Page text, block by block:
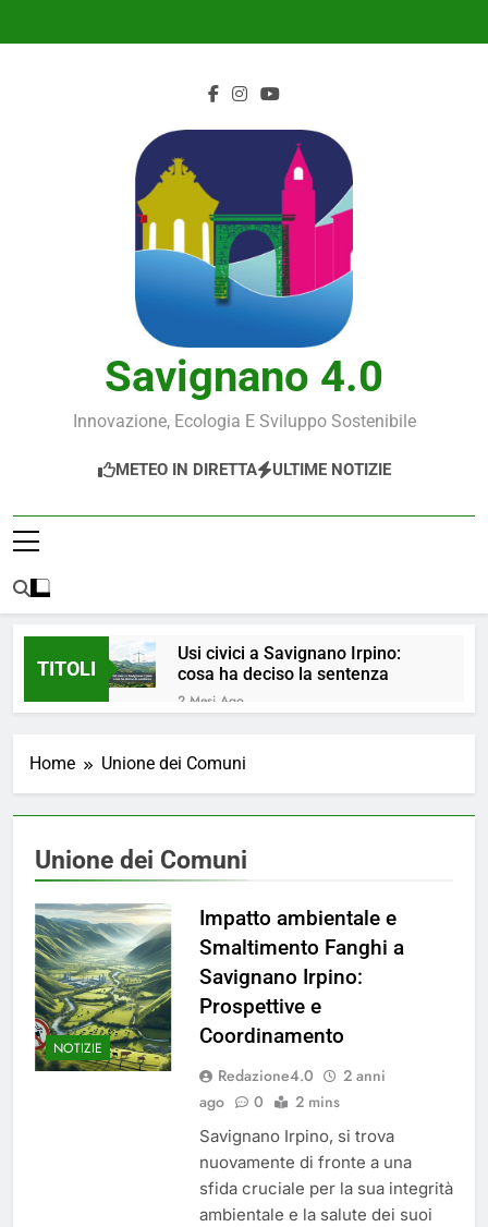
Savignano 4.0
Innovazione, Ecologia E Sviluppo Sostenibile
METEO IN DIRETTA ULTIME NOTIZIE
TITOLI
Usi civici a Savignano Irpino:
cosa ha deciso la sentenza
2 Mesi Ago
4 Mesi Ago
ORDINANZA N. 8/2026 –
PARZIALE REVOCA DEL DIVIETO
POTABILE📢Aggiornamento Situazione
4 Mesi Ago
⚠️ Emergenza Acqua a
Savignano Irpino: Ordinanza n. 7
del 26 Marzo 2026
5 Mesi Ago
Mangiaplastica: Più ricicli, più
risparmi!
10 Mesi Ago
Postamat chiuso di notte a
Savignano: misura anti-rapina
fino alle 8:30
11 Mesi Ago
💡 Savignano 4.0 si rinnova: scopri
la nuova grafica del blog dedicato
al futuro del nostro paese
1 Anno Ago
Home Unione dei Comuni
Unione dei Comuni
NOTIZIE
Impatto ambientale e
Smaltimento Fanghi a
Savignano Irpino:
Prospettive e
Coordinamento
Redazione4.0
2 anni
ago
0 2 mins
Savignano Irpino, si trova
nuovamente di fronte a una
sfida cruciale per la sua integrità
ambientale e la salute dei suoi